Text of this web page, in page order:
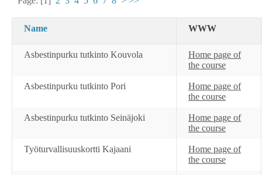
Name WWW
Asbestinpurku tutkinto Kouvola
Home page of
the course
Asbestinpurku tutkinto Pori
Home page of
the course
Asbestinpurku tutkinto Seinäjoki
Home page of
the course
Työturvallisuuskortti Kajaani
Home page of
the course